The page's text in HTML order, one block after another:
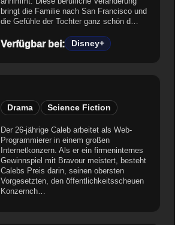
bringt die Familie nach San Francisco und
die Gefühle der Tochter ganz schön d…
Verfügbar bei: Disney+
Drama Science Fiction
Der 26-jährige Caleb arbeitet als Web-
Programmierer in einem großen
Internetkonzern. Als er ein firmeninternes
Gewinnspiel mit Bravour meistert, besteht
Calebs Preis darin, seinen obersten
Vorgesetzten, den öffentlichkeitsscheuen
Konzernch…